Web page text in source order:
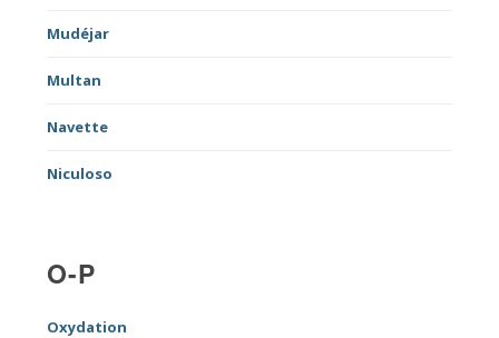
Mudéjar
Multan
Navette
Niculoso
O-P
Oxydation